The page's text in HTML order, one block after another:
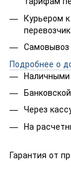
Курьером
Самовывоз
Подробнее о
Наличными
Через
На
Гарантия от